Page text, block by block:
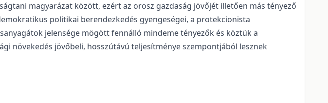
magyarázat között, ezért az orosz gazdaság jövőjét illetően más tényező
politikai berendezkedés gyengeségei, a protekcionista
jelensége mögött fennálló mindeme tényezők és köztük a
növekedés jövőbeli, hosszútávú teljesítménye szempontjából lesznek